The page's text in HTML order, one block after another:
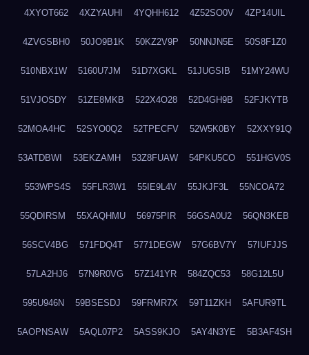
4XYOT662 4XZYAUHI 4YQHH612 4Z52SO0V 4ZP14UIL
4ZVGSBH0 50JO9B1K 50KZ2V9P 50NNJN5E 50S8F1Z0
510NBX1W 5160U7JM 51D7XGKL 51JUGSIB 51MY24WU
51VJOSDY 51ZE8MKB 522X4O28 52D4GH9B 52FJKYTB
52MOA4HC 52SYO0Q2 52TPECFV 52W5K0BY 52XXY91Q
53ATDBWI 53EKZAMH 53Z8FUAW 54PKU5CO 551HGV0S
553WPS4S 55FLR3W1 55IE9L4V 55JKJF3L 55NCOA72
55QDIRSM 55XAQHMU 56975PIR 56GSA0U2 56QN3KEB
56SCV4BG 571FDQ4T 5771DEGW 57G6BV7Y 57IUFJJS
57LA2HJ6 57N9R0VG 57Z141YR 584ZQC53 58G12L5U
595U946N 59BSESDJ 59FRMR7X 59T11ZKH 5AFUR9TL
5AOPNSAW 5AQL07P2 5ASS9KJO 5AY4N3YE 5B3AF4SH